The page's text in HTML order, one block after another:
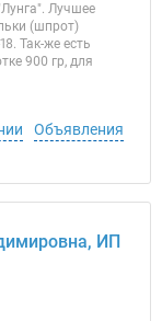
Лучшее
(шпрот)
Так-же есть
900 гр, для
Объявления
ИП